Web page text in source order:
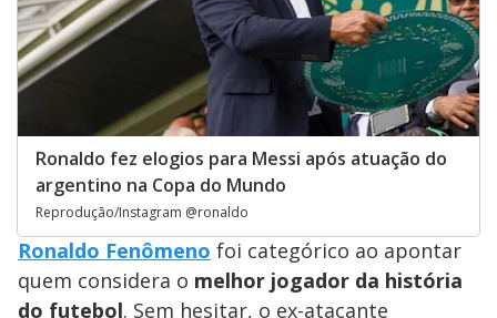
Ronaldo fez elogios para Messi após atuação do
argentino na Copa do Mundo
Reprodução/Instagram @ronaldo
Ronaldo Fenômeno foi categórico ao apontar
quem considera o melhor jogador da história
do futebol. Sem hesitar, o ex-atacante